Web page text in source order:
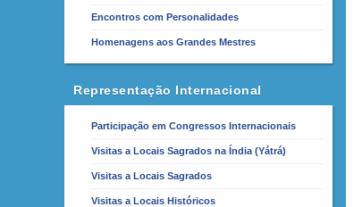
Encontros com Personalidades
Homenagens aos Grandes Mestres
Representação Internacional
Participação em Congressos Internacionais
Visitas a Locais Sagrados na Índia (Yátrá)
Visitas a Locais Sagrados
Visitas a Locais Históricos